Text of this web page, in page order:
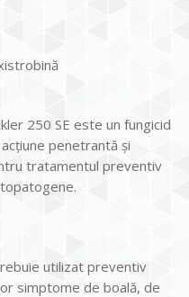
250 SE este un fungicid
penetrantă și
tratamentul preventiv
utilizat preventiv
simptome de boală, de